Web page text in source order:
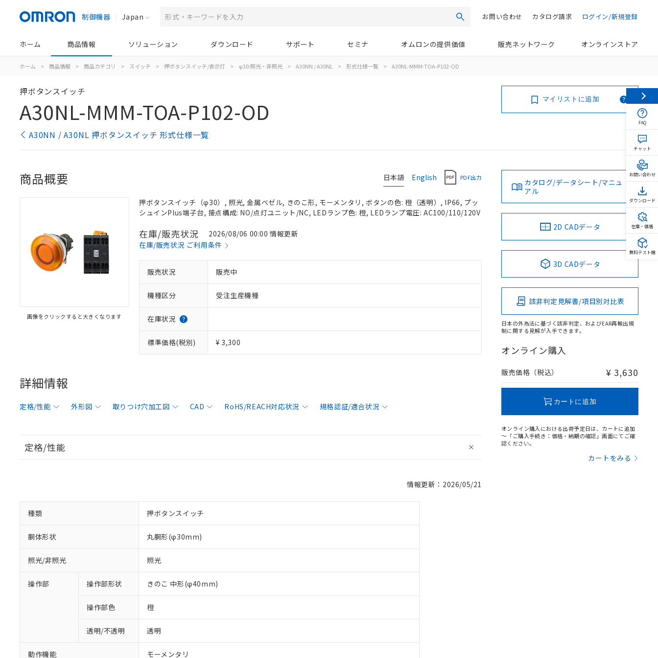
制御機器 Japan 検索 ログイン/新規登録
カタログ請求
お問い合わせ
ホーム 商品情報 ソリューション ダウンロード サポート セミナ オムロンの提供価値 販売ネットワーク オンラインストア
ホーム > 商品情報 > 商品カテゴリ > スイッチ > 押ボタンスイッチ/表示灯 > φ30:照光・非照光 > A30NN / A30NL > 形式仕様一覧 > A30NL-MMM-TOA-P102-OD
押ボタンスイッチ
A30NL-MMM-TOA-P102-OD
A30NN / A30NL 押ボタンスイッチ 形式仕様一覧
マイリストに追加
日本語 English PDF出力
商品概要
画像をクリックすると大きくなります
押ボタンスイッチ（φ30）, 照光, 金属ベゼル, きのこ形, モーメンタリ, ボタンの色: 橙（透明）, IP66, プッ
シュインPlus端子台, 接点構成: NO/点灯ユニット/NC, LEDランプ色: 橙, LEDランプ電圧: AC100/110/120V
在庫/販売状況
2026/08/06 00:00 情報更新
在庫/販売状況 ご利用条件
販売状況 販売中
機種区分 受注生産機種
在庫状況
標準価格(税別) ¥ 3,300
詳細情報
定格/性能 外形図 取りつけ穴加工図 CAD RoHS/REACH対応状況 規格認証/適合状況
定格/性能
情報更新：2026/05/21
種類 押ボタンスイッチ
胴体形状 丸胴形(φ30mm)
照光/非照光 照光
操作部 操作部形状 きのこ 中形(φ40mm)
操作部色 橙
透明/不透明 透明
動作機能 モーメンタリ
カタログ/データシート/マニュ
アル
2D CADデータ
3D CADデータ
該非判定見解書/項目別対比表
日本の外為法に基づく該非判定、およびEAR再輸出規
制に関する見解が入手できます。
オンライン購入
販売価格（税込） ¥ 3,630
カートに追加
オンライン購入における出荷予定日は、カートに追加
～「ご購入手続き：価格・納期の確認」画面にてご確
認ください。
カートをみる
FAQ
チャット
お問い合わせ
ダウンロード
在庫・価格
無料テスト機